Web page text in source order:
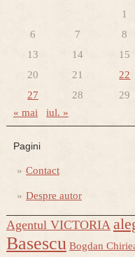
1
6
7 8
13
14 15
20
21 22
27
28 29
« mai iul. »
Pagini
Contact
Despre autor
Agentul VICTORIA
Basescu Bogdan